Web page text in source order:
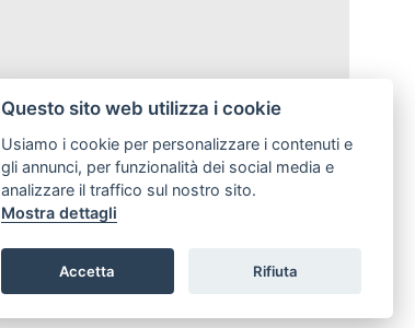
Questo sito web utilizza i cookie
Usiamo i cookie per personalizzare i contenuti e
gli annunci, per funzionalità dei social media e
analizzare il traffico sul nostro sito.
Mostra dettagli
Accetta Rifiuta